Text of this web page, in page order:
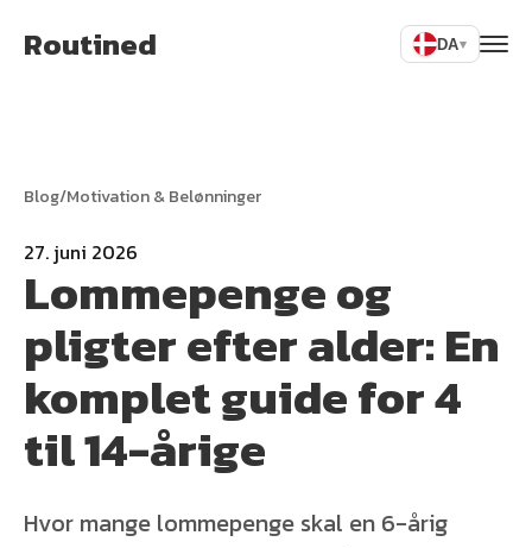
Routined DA▾
Blog/Motivation & Belønninger
27. juni 2026
Lommepenge og
pligter efter alder: En
komplet guide for 4
til 14-årige
Hvor mange lommepenge skal en 6-årig